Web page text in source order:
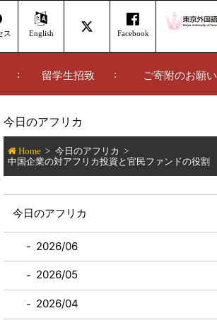
ス English Facebook
留学生招致 ご寄附のお願い
今日のアフリカ
Home
今日のアフリカ
中国企業の対アフリカ投資と官民ファンドの役割
今日のアフリカ
2026/06
2026/05
2026/04